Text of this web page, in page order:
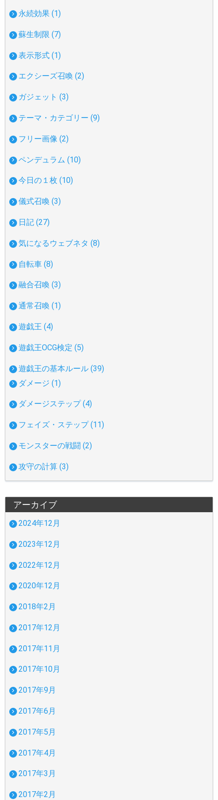
永続効果 (1)
蘇生制限 (7)
表示形式 (1)
エクシーズ召喚 (2)
ガジェット (3)
テーマ・カテゴリー (9)
フリー画像 (2)
ペンデュラム (10)
今日の１枚 (10)
儀式召喚 (3)
日記 (27)
気になるウェブネタ (8)
自転車 (8)
融合召喚 (3)
通常召喚 (1)
遊戯王 (4)
遊戯王OCG検定 (5)
遊戯王の基本ルール (39)
ダメージ (1)
ダメージステップ (4)
フェイズ・ステップ (11)
モンスターの戦闘 (2)
攻守の計算 (3)
アーカイブ
2024年12月
2023年12月
2022年12月
2020年12月
2018年2月
2017年12月
2017年11月
2017年10月
2017年9月
2017年6月
2017年5月
2017年4月
2017年3月
2017年2月